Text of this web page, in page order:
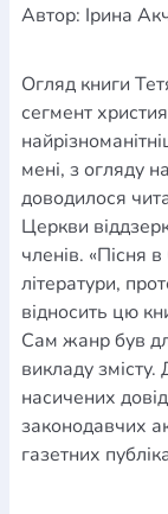
Автор: Ірина
Огляд книги
сегмент
мені, з огляду
доводилося
Церкви
членів. «Пісня
літератури,
відносить цю
Сам жанр був
викладу змісту.
насичених
законодавчих
газетних